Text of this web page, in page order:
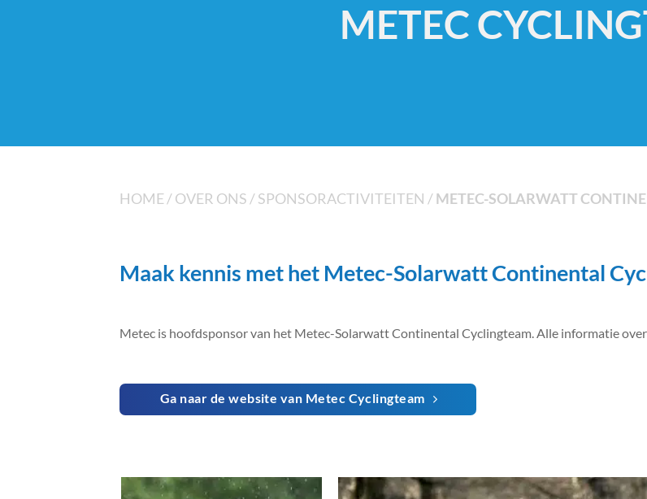
METEC
HOME/OVER ONS /SPONSORACTIVITEITEN /METEC-SOLARWATT
Maak kennis met het Metec-Solarwatt Continental
Metec is hoofdsponsor van het Metec-Solarwatt Continental Cyclingteam. Alle informatie
Ga naar de website van Metec Cyclingteam